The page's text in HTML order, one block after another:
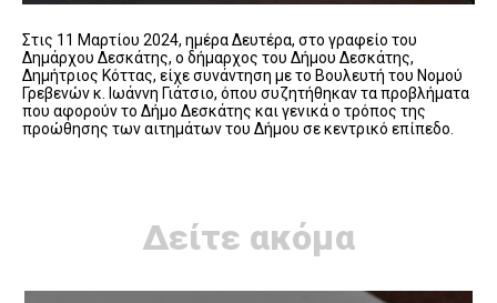
Στις 11 Μαρτίου 2024, ημέρα Δευτέρα, στο γραφείο του
Δημάρχου Δεσκάτης, ο δήμαρχος του Δήμου Δεσκάτης,
Δημήτριος Κόττας, είχε συνάντηση με το Βουλευτή του Νομού
Γρεβενών κ. Ιωάννη Γιάτσιο, όπου συζητήθηκαν τα προβλήματα
που αφορούν το Δήμο Δεσκάτης και γενικά ο τρόπος της
προώθησης των αιτημάτων του Δήμου σε κεντρικό επίπεδο.
Δείτε ακόμα